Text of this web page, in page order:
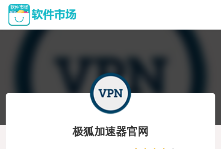
极狐加速器官网